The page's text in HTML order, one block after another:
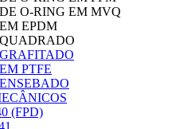
O-RING EM MVQ
EPDM
PTFE
(FPD)